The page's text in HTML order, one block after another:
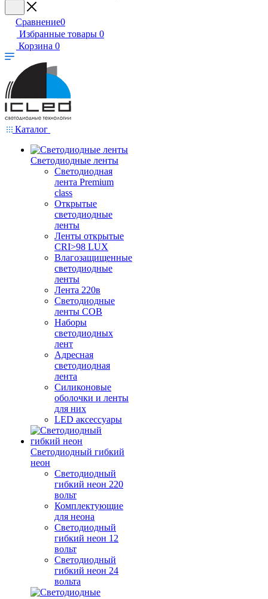
Сравнение0
Избранные товары 0
Корзина 0
Каталог
Светодиодные ленты
Светодиодная
лента Premium
class
Открытые
светодиодные
ленты
Ленты открытые
CRI>98 LUX
Влагозащищенные
светодиодные
ленты
Лента 220в
Светодиодные
ленты COB
Наборы
светодиодных
лент
Адресная
светодиодная
лента
Силиконовые
оболочки и ленты
для них
LED аксессуары
Светодиодный гибкий
неон
Светодиодный
гибкий неон 220
вольт
Комплектующие
для неона
Светодиодный
гибкий неон 12
вольт
Светодиодный
гибкий неон 24
вольта